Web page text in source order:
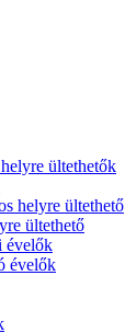
ültethetők
helyre ültethető
ültethető
évelők
évelők